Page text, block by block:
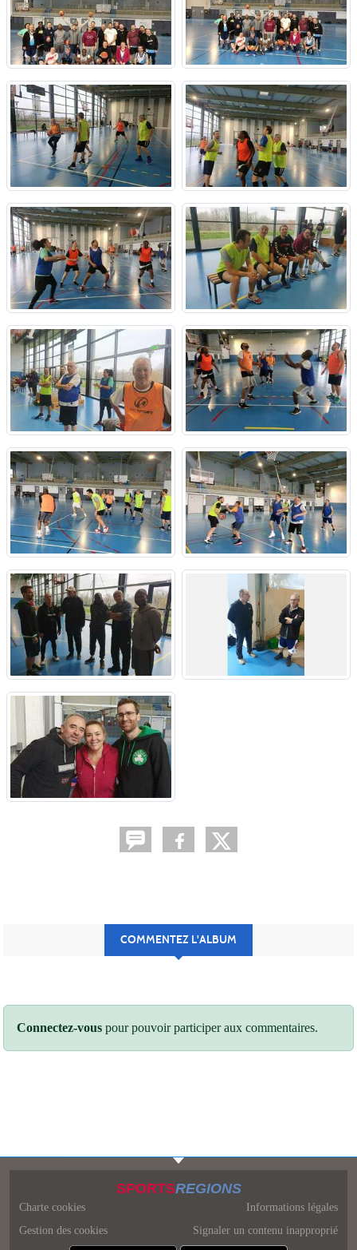
COMMENTEZ L'ALBUM
Connectez-vous pour pouvoir participer aux commentaires.
SPORTSREGIONS
Charte cookies
Gestion des cookies
Informations légales
Signaler un contenu inapproprié